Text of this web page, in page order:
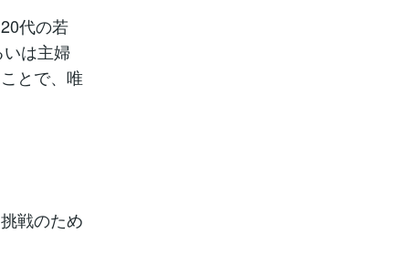
代の若
は主婦
とで、唯
戦のため